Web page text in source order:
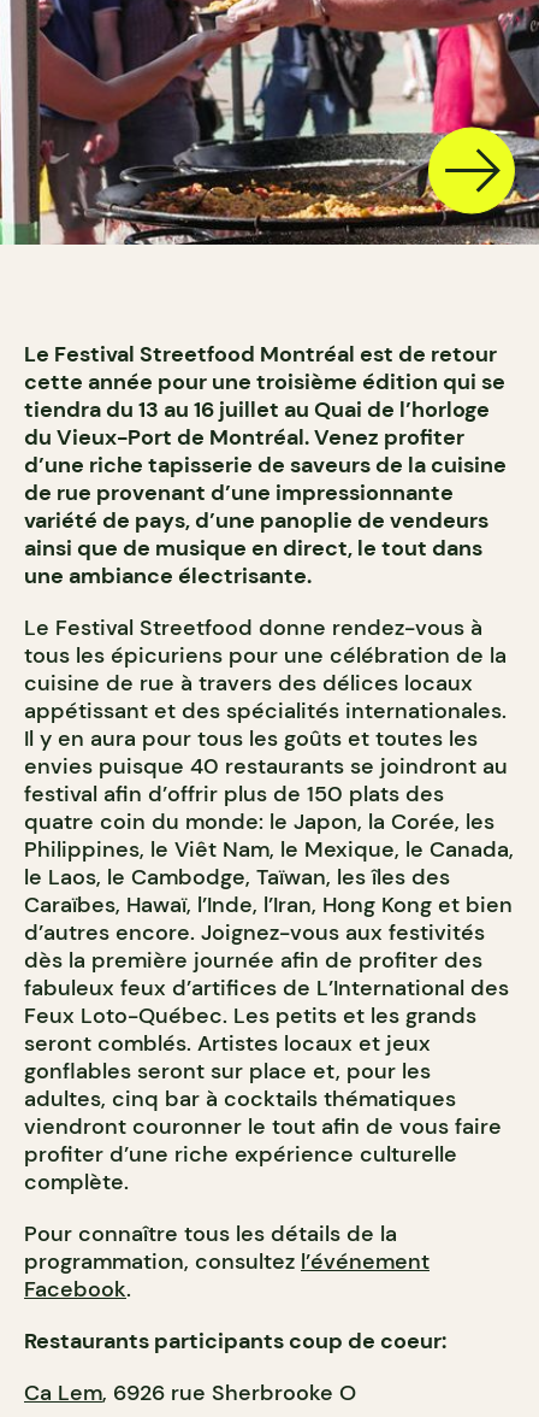
Le Festival Streetfood Montréal est de retour
cette année pour une troisième édition qui se
tiendra du 13 au 16 juillet au Quai de l’horloge
du Vieux-Port de Montréal. Venez profiter
d’une riche tapisserie de saveurs de la cuisine
de rue provenant d’une impressionnante
variété de pays, d’une panoplie de vendeurs
ainsi que de musique en direct, le tout dans
une ambiance électrisante.
Le Festival Streetfood donne rendez-vous à
tous les épicuriens pour une célébration de la
cuisine de rue à travers des délices locaux
appétissant et des spécialités internationales.
Il y en aura pour tous les goûts et toutes les
envies puisque 40 restaurants se joindront au
festival afin d’offrir plus de 150 plats des
quatre coin du monde: le Japon, la Corée, les
Philippines, le Viêt Nam, le Mexique, le Canada,
le Laos, le Cambodge, Taïwan, les îles des
Caraïbes, Hawaï, l’Inde, l’Iran, Hong Kong et bien
d’autres encore. Joignez-vous aux festivités
dès la première journée afin de profiter des
fabuleux feux d’artifices de L’International des
Feux Loto-Québec. Les petits et les grands
seront comblés. Artistes locaux et jeux
gonflables seront sur place et, pour les
adultes, cinq bar à cocktails thématiques
viendront couronner le tout afin de vous faire
profiter d’une riche expérience culturelle
complète.
Pour connaître tous les détails de la
programmation, consultez l’événement
Facebook.
Restaurants participants coup de coeur:
Ca Lem, 6926 rue Sherbrooke O